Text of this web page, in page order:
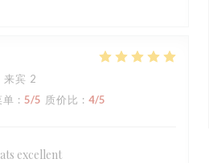
宾 2
单 : 5/5 质价比 : 4/5
excellent